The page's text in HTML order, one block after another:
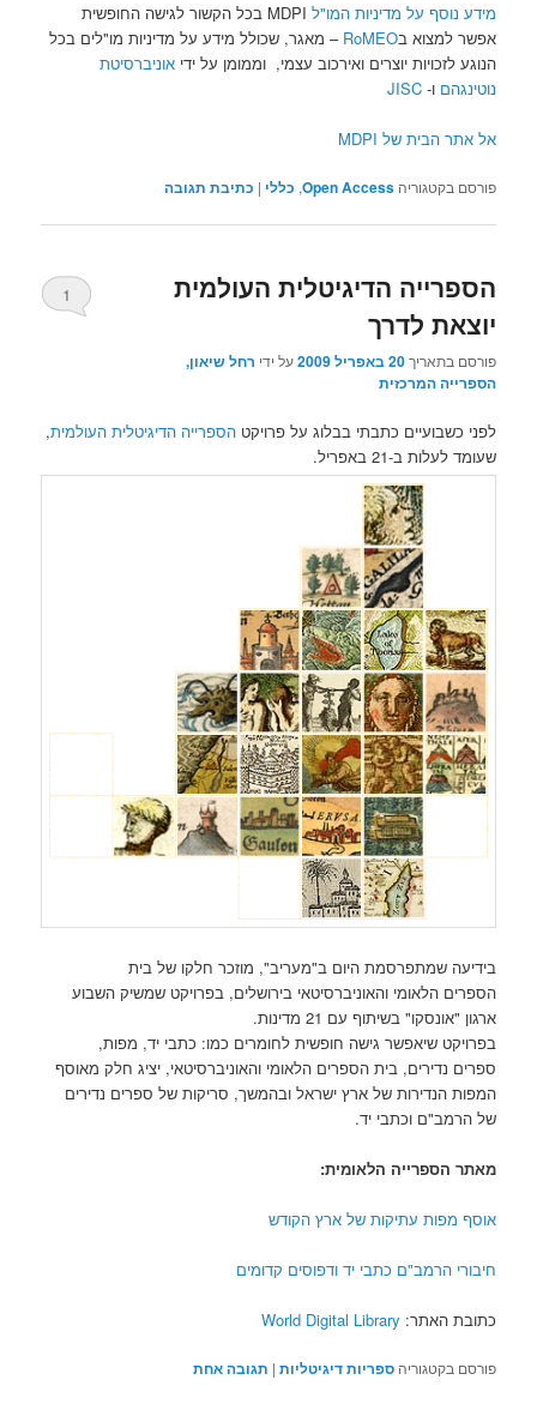
מידע נוסף על מדיניות המו"ל
MDPI בכל הקשור לגישה החופשית
אפשר למצוא בRoMEO – מאגר, שכולל מידע על מדיניות מו"לים בכל
הנוגע לזכויות יוצרים ואירכוב עצמי, וממומן על ידיאוניברסיטת
נוטינגהם ו-JISC
אל אתר הבית של MDPI
פורסם בקטגוריה Open Access
, כללי | כתיבת תגובה
הספרייה הדיגיטלית העולמית
יוצאת לדרך
פורסם בתאריך20 באפריל 2009 על ידי רחל שיאון,
הספרייה המרכזית
1
לפני כשבועיים כתבתי בבלוג על פרויקטהספרייה הדיגיטלית העולמית,
שעומד לעלות ב-21 באפריל.
בידיעה שמתפרסמת היום ב"מעריב", מוזכר חלקו של בית
הספרים הלאומי והאוניברסיטאי בירושלים, בפרויקט שמשיק השבוע
ארגון "אונסקו" בשיתוף עם 21 מדינות.
בפרויקט שיאפשר גישה חופשית לחומרים כמו: כתבי יד, מפות,
ספרים נדירים, בית הספרים הלאומי והאוניברסיטאי, יציג חלק מאוסף
המפות הנדירות של ארץ ישראל ובהמשך, סריקות של ספרים נדירים
של הרמב"ם וכתבי יד.
מאתר הספרייה הלאומית:
אוסף מפות עתיקות של ארץ הקודש
חיבורי הרמב"ם כתבי יד ודפוסים קדומים
כתובת האתר: World Digital Library
פורסם בקטגוריה ספריות דיגיטליות | תגובהאחת